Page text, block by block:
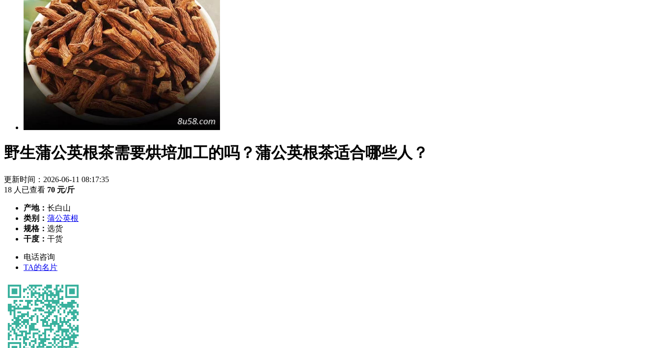
野生蒲公英根茶需要烘培加工的吗？蒲公英根茶适合哪些人？
更新时间：2026-06-11 08:17:35
18 人已查看 70 元/斤
产地： 长白山
类别： 蒲公英根
规格： 选货
干度： 干货
电话咨询
TA的名片